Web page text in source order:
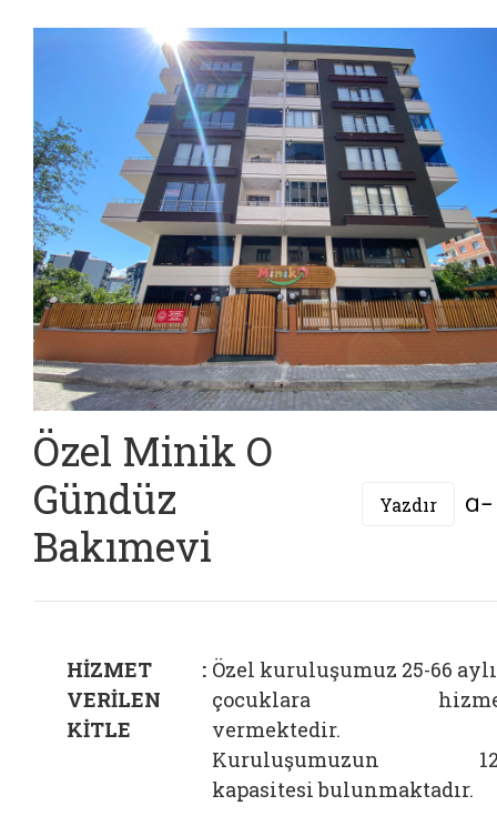
Özel Minik O
Gündüz
Bakımevi
Yazdır
HİZMET
VERİLEN
KİTLE
: Özel kuruluşumuz 25-66
çocuklara
vermektedir.
Kuruluşumuzun
kapasitesi bulunmaktadır.